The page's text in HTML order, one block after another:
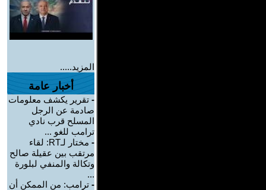
المزيد.....
أخبار عامة
- تقرير يكشف معلومات
صادمة عن الرجل
المسلح قرب نادي
ترامب للغو ...
-
مختار لـRT: لقاء
مرتقب بين عقيلة صالح
وتكالة والمنفي لبلورة
...
- ترامب: من الممكن أن